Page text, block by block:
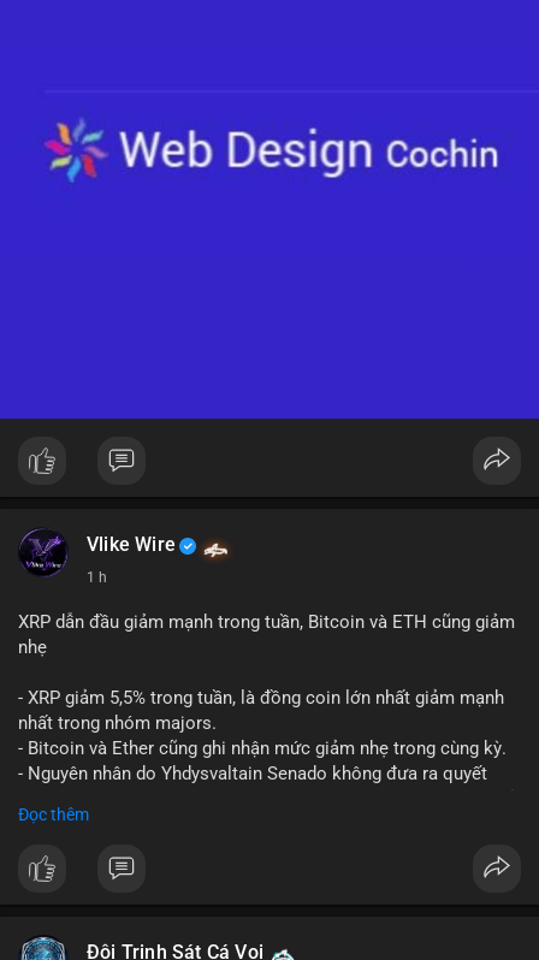
Vlike Wire
1 h
XRP dẫn đầu giảm mạnh trong tuần, Bitcoin và ETH cũng giảm
nhẹ
- XRP giảm 5,5% trong tuần, là đồng coin lớn nhất giảm mạnh
nhất trong nhóm majors.
- Bitcoin và Ether cũng ghi nhận mức giảm nhẹ trong cùng kỳ.
- Nguyên nhân do Yhdysvaltain Senado không đưa ra quyết
hè, đẩy việc thảo luận sang tháng 9.
XRP và Ripple, ảnh hưởng đến tâm lý nhà đầu tư.
#ripple
Đọc thêm
Đội Trinh Sát Cá Voi